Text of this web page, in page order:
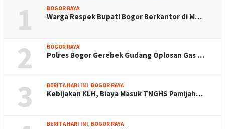
1 BOGOR RAYA
Warga Respek Bupati Bogor Berkantor di M…
2 BOGOR RAYA
Polres Bogor Gerebek Gudang Oplosan Gas …
3 BERITA HARI INI, BOGOR RAYA
Kebijakan KLH, Biaya Masuk TNGHS Pamijah…
BERITA HARI INI, BOGOR RAYA